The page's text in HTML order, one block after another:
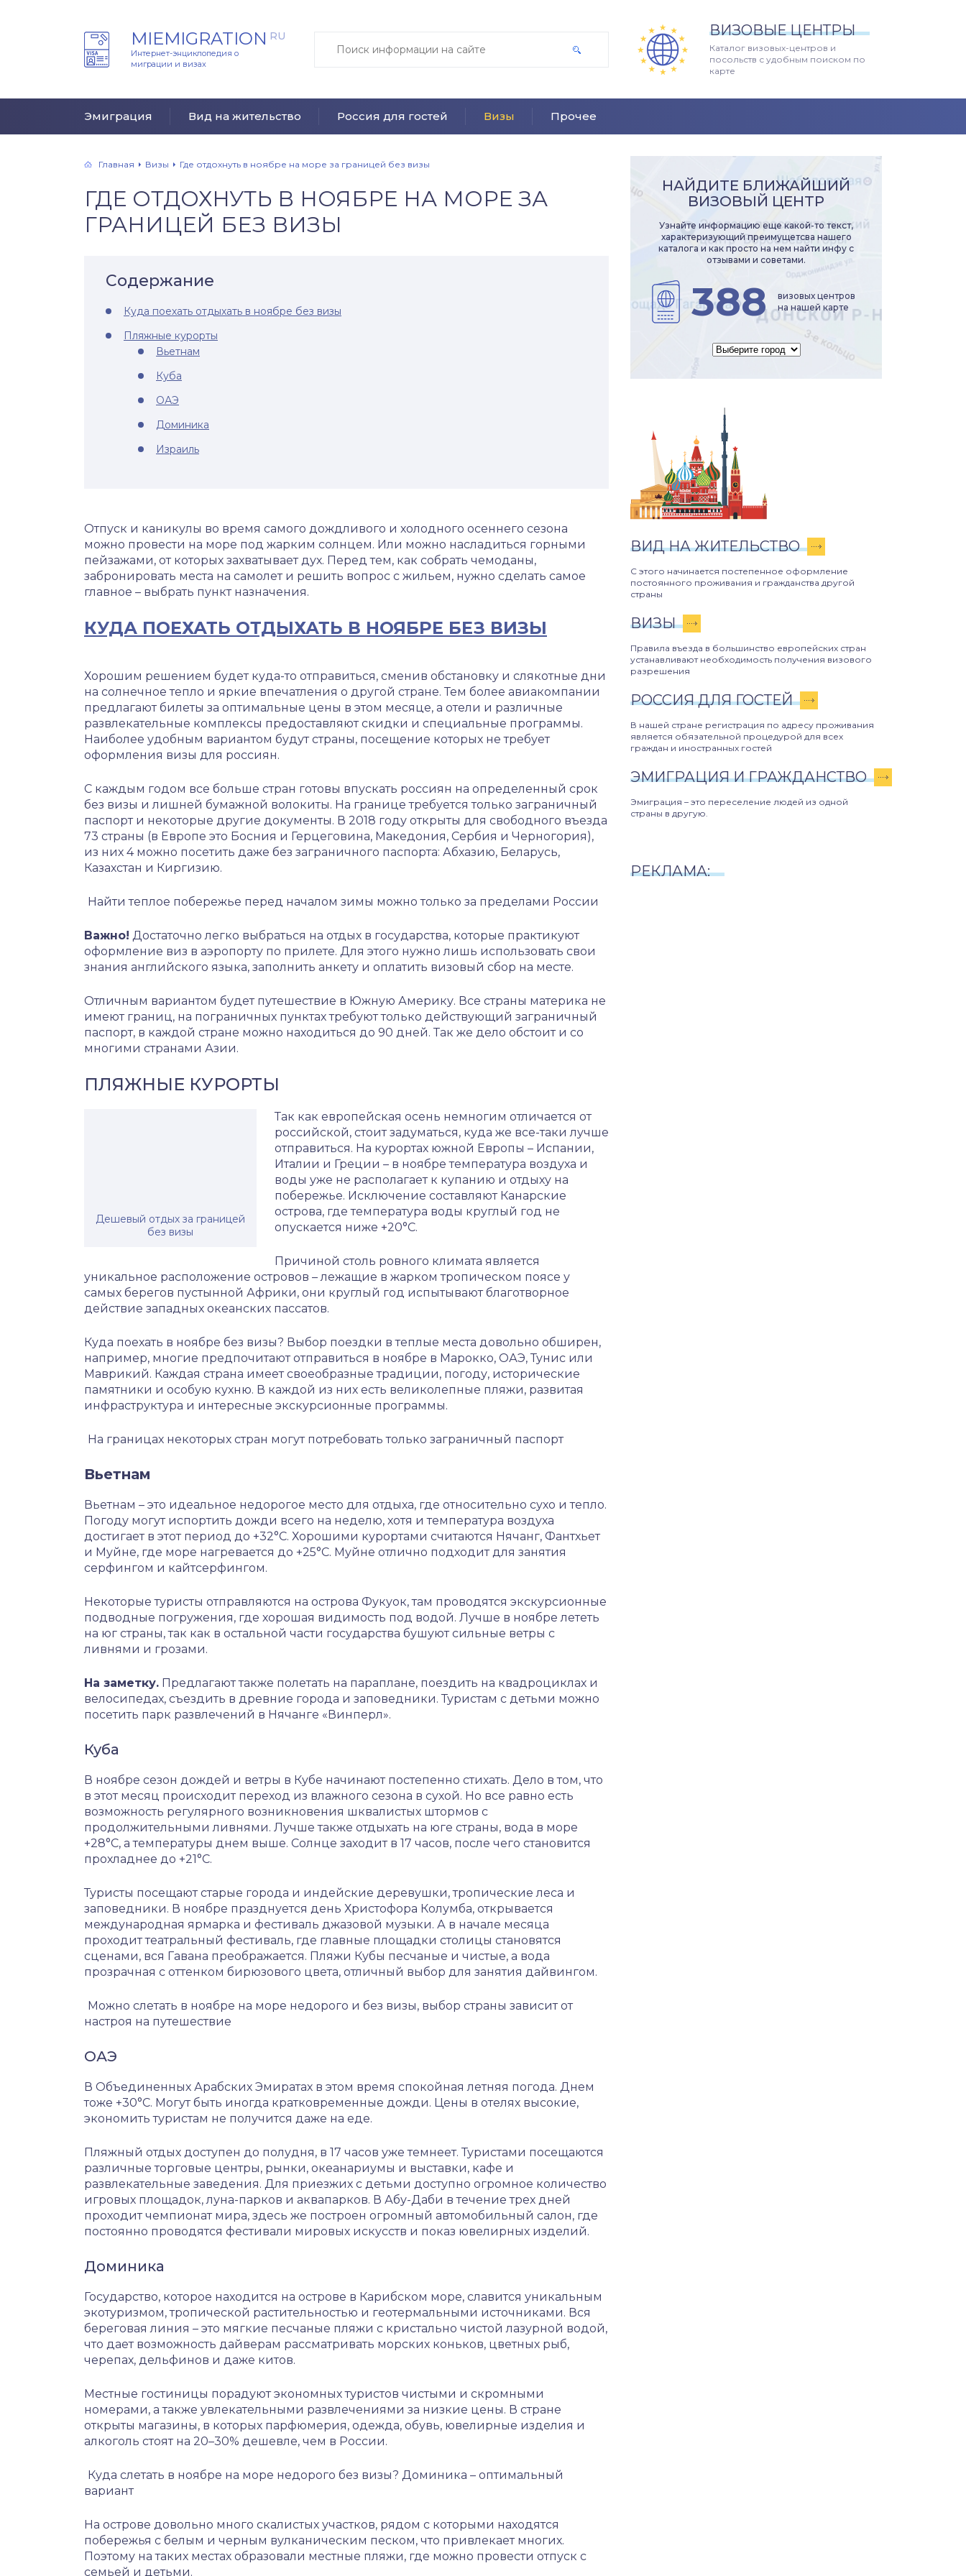
MIEMIGRATION RU
Интернет-энциклопедия о
миграции и визах
ВИЗОВЫЕ ЦЕНТРЫ
Каталог визовых-центров и
посольств с удобным поиском по
карте
Эмиграция Вид на жительство Россия для гостей Визы Прочее
Главная Визы Где отдохнуть в ноябре на море за границей без визы
ГДЕ ОТДОХНУТЬ В НОЯБРЕ НА МОРЕ ЗА
ГРАНИЦЕЙ БЕЗ ВИЗЫ
Содержание
Куда поехать отдыхать в ноябре без визы
Пляжные курорты
Вьетнам
Куба
ОАЭ
Доминика
Израиль
Отпуск и каникулы во время самого дождливого и холодного осеннего сезона
можно провести на море под жарким солнцем. Или можно насладиться горными
пейзажами, от которых захватывает дух. Перед тем, как собрать чемоданы,
забронировать места на самолет и решить вопрос с жильем, нужно сделать самое
главное – выбрать пункт назначения.
КУДА ПОЕХАТЬ ОТДЫХАТЬ В НОЯБРЕ БЕЗ ВИЗЫ
Хорошим решением будет куда-то отправиться, сменив обстановку и слякотные дни
на солнечное тепло и яркие впечатления о другой стране. Тем более авиакомпании
предлагают билеты за оптимальные цены в этом месяце, а отели и различные
развлекательные комплексы предоставляют скидки и специальные программы.
Наиболее удобным вариантом будут страны, посещение которых не требует
оформления визы для россиян.
С каждым годом все больше стран готовы впускать россиян на определенный срок
без визы и лишней бумажной волокиты. На границе требуется только заграничный
паспорт и некоторые другие документы. В 2018 году открыты для свободного въезда
73 страны (в Европе это Босния и Герцеговина, Македония, Сербия и Черногория),
из них 4 можно посетить даже без заграничного паспорта: Абхазию, Беларусь,
Казахстан и Киргизию.
Найти теплое побережье перед началом зимы можно только за пределами России
Важно! Достаточно легко выбраться на отдых в государства, которые практикуют
оформление виз в аэропорту по прилете. Для этого нужно лишь использовать свои
знания английского языка, заполнить анкету и оплатить визовый сбор на месте.
Отличным вариантом будет путешествие в Южную Америку. Все страны материка не
имеют границ, на пограничных пунктах требуют только действующий заграничный
паспорт, в каждой стране можно находиться до 90 дней. Так же дело обстоит и со
многими странами Азии.
ПЛЯЖНЫЕ КУРОРТЫ
Дешевый отдых за границей
без визы
Так как европейская осень немногим отличается от
российской, стоит задуматься, куда же все-таки лучше
отправиться. На курортах южной Европы – Испании,
Италии и Греции – в ноябре температура воздуха и
воды уже не располагает к купанию и отдыху на
побережье. Исключение составляют Канарские
острова, где температура воды круглый год не
опускается ниже +20°C.
Причиной столь ровного климата является
уникальное расположение островов – лежащие в жарком тропическом поясе у
самых берегов пустынной Африки, они круглый год испытывают благотворное
действие западных океанских пассатов.
Куда поехать в ноябре без визы? Выбор поездки в теплые места довольно обширен,
например, многие предпочитают отправиться в ноябре в Марокко, ОАЭ, Тунис или
Маврикий. Каждая страна имеет своеобразные традиции, погоду, исторические
памятники и особую кухню. В каждой из них есть великолепные пляжи, развитая
инфраструктура и интересные экскурсионные программы.
На границах некоторых стран могут потребовать только заграничный паспорт
Вьетнам
Вьетнам – это идеальное недорогое место для отдыха, где относительно сухо и тепло.
Погоду могут испортить дожди всего на неделю, хотя и температура воздуха
достигает в этот период до +32°С. Хорошими курортами считаются Нячанг, Фантхьет
и Муйне, где море нагревается до +25°С. Муйне отлично подходит для занятия
серфингом и кайтсерфингом.
Некоторые туристы отправляются на острова Фукуок, там проводятся экскурсионные
подводные погружения, где хорошая видимость под водой. Лучше в ноябре лететь
на юг страны, так как в остальной части государства бушуют сильные ветры с
ливнями и грозами.
На заметку. Предлагают также полетать на параплане, поездить на квадроциклах и
велосипедах, съездить в древние города и заповедники. Туристам с детьми можно
посетить парк развлечений в Нячанге «Винперл».
Куба
В ноябре сезон дождей и ветры в Кубе начинают постепенно стихать. Дело в том, что
в этот месяц происходит переход из влажного сезона в сухой. Но все равно есть
возможность регулярного возникновения шквалистых штормов с
продолжительными ливнями. Лучше также отдыхать на юге страны, вода в море
+28°С, а температуры днем выше. Солнце заходит в 17 часов, после чего становится
прохладнее до +21°С.
Туристы посещают старые города и индейские деревушки, тропические леса и
заповедники. В ноябре празднуется день Христофора Колумба, открывается
международная ярмарка и фестиваль джазовой музыки. А в начале месяца
проходит театральный фестиваль, где главные площадки столицы становятся
сценами, вся Гавана преображается. Пляжи Кубы песчаные и чистые, а вода
прозрачная с оттенком бирюзового цвета, отличный выбор для занятия дайвингом.
Можно слетать в ноябре на море недорого и без визы, выбор страны зависит от
настроя на путешествие
ОАЭ
В Объединенных Арабских Эмиратах в этом время спокойная летняя погода. Днем
тоже +30°С. Могут быть иногда кратковременные дожди. Цены в отелях высокие,
экономить туристам не получится даже на еде.
Пляжный отдых доступен до полудня, в 17 часов уже темнеет. Туристами посещаются
различные торговые центры, рынки, океанариумы и выставки, кафе и
развлекательные заведения. Для приезжих с детьми доступно огромное количество
игровых площадок, луна-парков и аквапарков. В Абу-Даби в течение трех дней
проходит чемпионат мира, здесь же построен огромный автомобильный салон, где
постоянно проводятся фестивали мировых искусств и показ ювелирных изделий.
Доминика
Государство, которое находится на острове в Карибском море, славится уникальным
экотуризмом, тропической растительностью и геотермальными источниками. Вся
береговая линия – это мягкие песчаные пляжи с кристально чистой лазурной водой,
что дает возможность дайверам рассматривать морских коньков, цветных рыб,
черепах, дельфинов и даже китов.
Местные гостиницы порадуют экономных туристов чистыми и скромными
номерами, а также увлекательными развлечениями за низкие цены. В стране
открыты магазины, в которых парфюмерия, одежда, обувь, ювелирные изделия и
алкоголь стоят на 20–30% дешевле, чем в России.
Куда слетать в ноябре на море недорого без визы? Доминика – оптимальный
вариант
На острове довольно много скалистых участков, рядом с которыми находятся
побережья с белым и черным вулканическим песком, что привлекает многих.
Поэтому на таких местах образовали местные пляжи, где можно провести отпуск с
семьей и детьми.
НАЙДИТЕ БЛИЖАЙШИЙ
ВИЗОВЫЙ ЦЕНТР
Узнайте информацию еще какой-то текст,
характеризующий преимущетсва нашего
каталога и как просто на нем найти инфу с
отзывами и советами.
388
визовых центров
на нашей карте
ВИД НА ЖИТЕЛЬСТВО
С этого начинается постепенное оформление
постоянного проживания и гражданства другой
страны
ВИЗЫ
Правила въезда в большинство европейских стран
устанавливают необходимость получения визового
разрешения
РОССИЯ ДЛЯ ГОСТЕЙ
В нашей стране регистрация по адресу проживания
является обязательной процедурой для всех
граждан и иностранных гостей
ЭМИГРАЦИЯ И ГРАЖДАНСТВО
Эмиграция – это переселение людей из одной
страны в другую.
РЕКЛАМА: